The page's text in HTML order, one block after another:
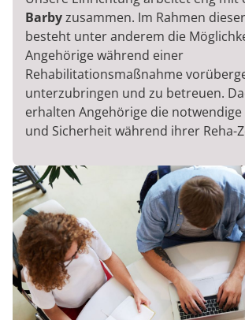
Barbyzusammen. Im Rahmen
besteht unter anderem die
Angehörige während einer
Rehabilitationsmaßnahme
unterzubringen und zu betreuen.
erhalten Angehörige die
und Sicherheit während ihrer Reha-